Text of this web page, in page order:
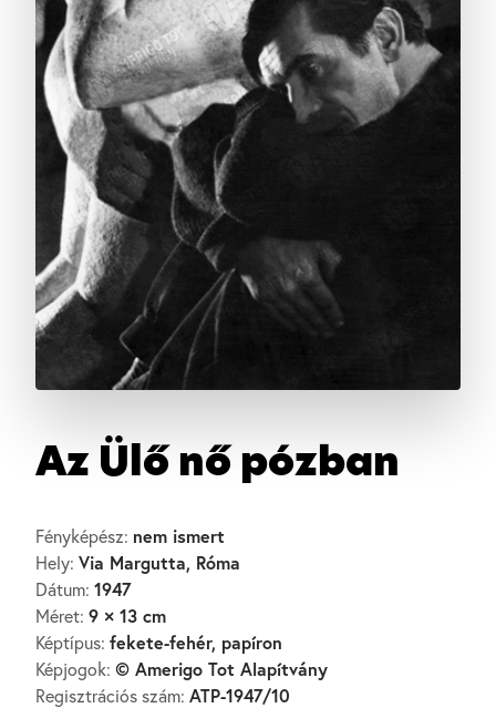
Az Ülő nő pózban
Fényképész: nem ismert
Hely: Via Margutta, Róma
Dátum: 1947
Méret: 9 × 13 cm
Képtípus: fekete-fehér, papíron
Képjogok: © Amerigo Tot Alapítvány
Regisztrációs szám: ATP-1947/10